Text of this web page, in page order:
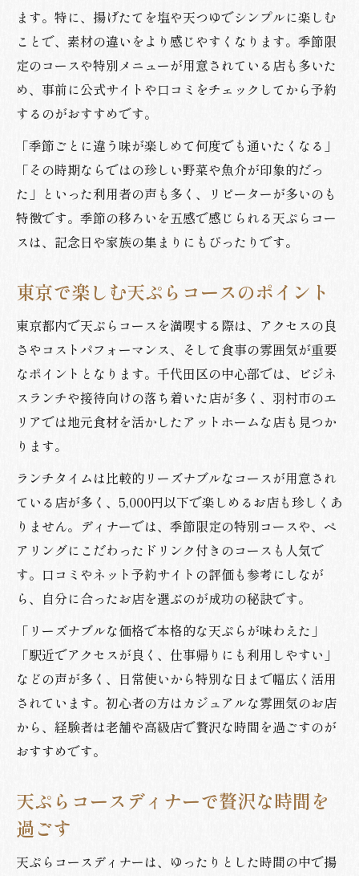
ます。特に、揚げたてを塩や天つゆでシンプルに楽しむ
ことで、素材の違いをより感じやすくなります。季節限
定のコースや特別メニューが用意されている店も多いた
め、事前に公式サイトや口コミをチェックしてから予約
するのがおすすめです。
「季節ごとに違う味が楽しめて何度でも通いたくなる」
「その時期ならではの珍しい野菜や魚介が印象的だっ
た」といった利用者の声も多く、リピーターが多いのも
特徴です。季節の移ろいを五感で感じられる天ぷらコー
スは、記念日や家族の集まりにもぴったりです。
東京で楽しむ天ぷらコースのポイント
東京都内で天ぷらコースを満喫する際は、アクセスの良
さやコストパフォーマンス、そして食事の雰囲気が重要
なポイントとなります。千代田区の中心部では、ビジネ
スランチや接待向けの落ち着いた店が多く、羽村市のエ
リアでは地元食材を活かしたアットホームな店も見つか
ります。
ランチタイムは比較的リーズナブルなコースが用意され
ている店が多く、5,000円以下で楽しめるお店も珍しくあ
りません。ディナーでは、季節限定の特別コースや、ペ
アリングにこだわったドリンク付きのコースも人気で
す。口コミやネット予約サイトの評価も参考にしなが
ら、自分に合ったお店を選ぶのが成功の秘訣です。
「リーズナブルな価格で本格的な天ぷらが味わえた」
「駅近でアクセスが良く、仕事帰りにも利用しやすい」
などの声が多く、日常使いから特別な日まで幅広く活用
されています。初心者の方はカジュアルな雰囲気のお店
から、経験者は老舗や高級店で贅沢な時間を過ごすのが
おすすめです。
天ぷらコースディナーで贅沢な時間を
過ごす
天ぷらコースディナーは、ゆったりとした時間の中で揚